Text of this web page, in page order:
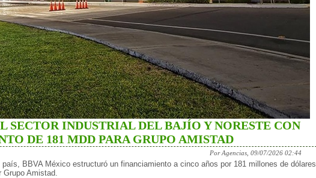
SECTOR INDUSTRIAL DEL BAJÍO Y NORESTE CON
DE 181 MDD PARA GRUPO AMISTAD
Por Agencias, 09/07/2026 02:44
BBVA México estructuró un financiamiento a cinco años por 181 millones de dólares
Grupo Amistad.